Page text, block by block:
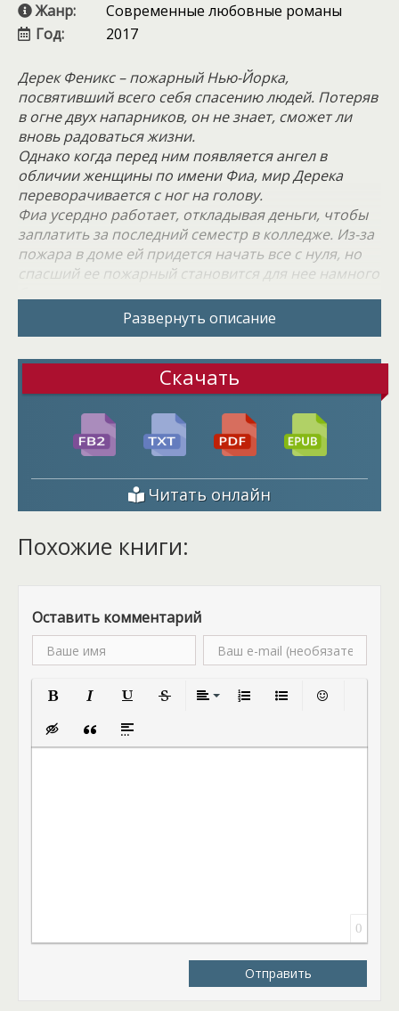
Жанр:
Современные любовные романы
Год:
2017
Дерек Феникс – пожарный Нью-Йорка,
посвятивший всего себя спасению людей. Потеряв
в огне двух напарников, он не знает, сможет ли
вновь радоваться жизни.
Однако когда перед ним появляется ангел в
обличии женщины по имени Фиа, мир Дерека
переворачивается с ног на голову.
Фиа усердно работает, откладывая деньги, чтобы
заплатить за последний семестр в колледже. Из-за
пожара в доме ей придется начать все с нуля, но
спасший ее пожарный становится для нее намного
Один лишь раз подержав Фиа в своих руках, Дерек
понимает, что уже не отпустит ее никогда. Потому
остальное не имеет значения.
Развернуть описание
Скачать
Читать онлайн
Похожие книги:
Оставить комментарий
Полужирный Подчеркнутый
Вставка скрытого текста
Вставка цитаты
Вставка спойлера
0
Отправить